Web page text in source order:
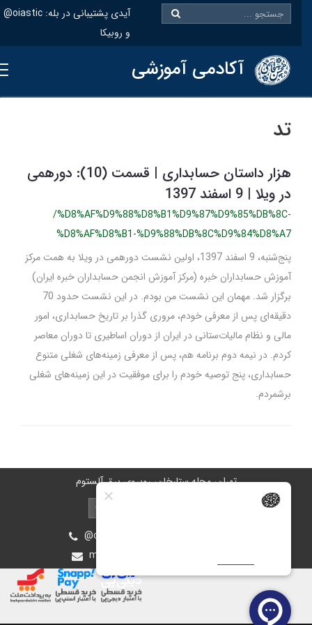
@oiastic :آیدی پشتیبانی در بله
و روبیکا
آکادمی آموزشی
تد
هزار داستان حسابداری | قسمت (10): دورهمی
در ویلا | 9 اسفند 1397
/%D8%AF%D9%88%D8%B1%D9%87%D9%85%DB%8C-
%D8%AF%D8%B1-%D9%88%DB%8C%D9%84%D8%A7
پنج‌شنبه، 9 اسفند 1397، اولین نشست دورهمی در ویلا به همت مرکز
آموزش حسابداران خبره (مرکز آموزش انجمن حسابداران خبره ایران)
برگزار شد. مهمان این نشست من بودم. در این نشست حدود 70
دقیقه‌ای پس از معرفی خودم، مروری گذرا بر تاریخ حسابداری، امور
مالی و نظام مالیات‌ستانی در ایران از دوران اساطیری تا دوران معاصر
کردم. در نیمه دوم برنامه هم، پس از معرفی زمینه‌های شغلی متنوع
حسابداری، پنج توصیه خودم را برای موفقیت در این زمینه‌های شغلی
برشمردم.
تهران، محله ستارخان، روبروی برق آلستوم